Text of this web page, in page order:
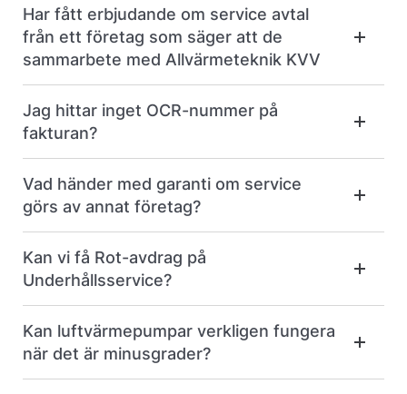
Har fått erbjudande om service avtal
från ett företag som säger att de
sammarbete med Allvärmeteknik KVV
Jag hittar inget OCR-nummer på
fakturan?
Vad händer med garanti om service
görs av annat företag?
Kan vi få Rot-avdrag på
Underhållsservice?
Kan luftvärmepumpar verkligen fungera
när det är minusgrader?